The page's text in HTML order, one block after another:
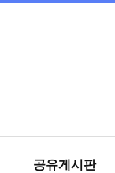
공유게시판